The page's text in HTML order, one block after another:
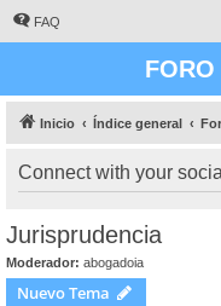
FAQ
Inicio Índice general
Connect with your
Jurisprudencia
Moderador: abogadoia
Nuevo Tema